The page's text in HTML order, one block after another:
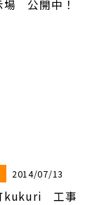
場 公開中！
2014/07/13
kukuri 工事